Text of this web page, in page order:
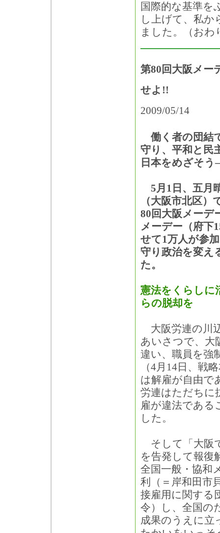
国際的な基準を
し上げて、私
ました。（おわ
第80回大阪メ
せよ!!
2009/05/14
働く者の団結
守り、平和と民
日本をめざそ
5月1日、五月
（大阪市北区
80回大阪メーデ
メーデー（府下
せて1万人が参
守り政治を変え
た。
憲法をくらしに
らの脱却を
大阪労連の川
あいさつで、大
違い、職員を強
（4月14日、戦
は解雇が自由で
労連はただちに
雇が違法である
した。
そして「大阪
を告発して報復
全国一般・協和
利（＝岸和田市
接雇用に関する
令）し、全国の
成果のうえに立